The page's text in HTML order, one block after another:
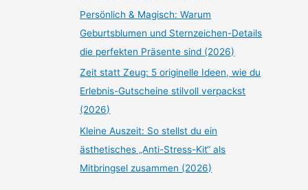
Persönlich & Magisch: Warum
Geburtsblumen und Sternzeichen-Details
die perfekten Präsente sind (2026)
Zeit statt Zeug: 5 originelle Ideen, wie du
Erlebnis-Gutscheine stilvoll verpackst
(2026)
Kleine Auszeit: So stellst du ein
ästhetisches „Anti-Stress-Kit“ als
Mitbringsel zusammen (2026)